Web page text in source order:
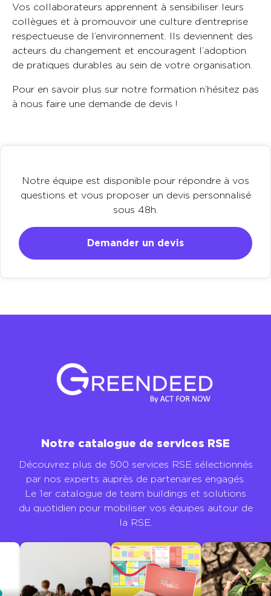
Vos collaborateurs apprennent à sensibiliser leurs
collègues et à promouvoir une culture d’entreprise
respectueuse de l’environnement. Ils deviennent des
acteurs du changement et encouragent l’adoption
de pratiques durables au sein de votre organisation.
Pour en savoir plus sur notre formation n’hésitez pas
à nous faire une demande de devis !
Notre équipe est disponible pour répondre à vos
questions et vous proposer un devis personnalisé
sous 48h.
Demander un devis
Notre catalogue de services RSE
Découvrez plus de 500 services RSE sélectionnés
par nos experts auprès de partenaires engagés.
Le 1er catalogue de team buildings et solutions
du quotidien pour mobiliser vos équipes autour de
la RSE.